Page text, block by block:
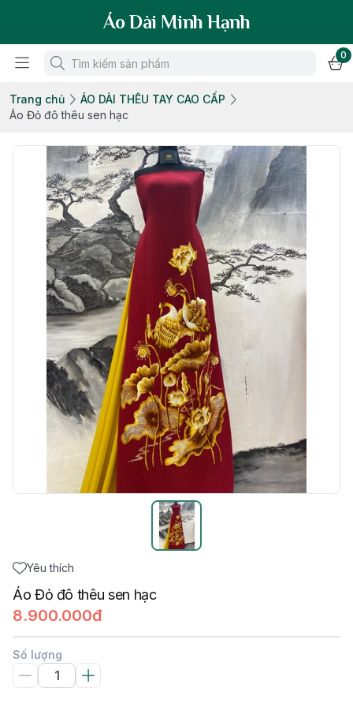
Áo Dài Minh Hạnh
0
Trang chủ
ÁO DÀI THÊU TAY CAO CẤP
Áo Đỏ đô thêu sen hạc
Yêu thích
Áo Đỏ đô thêu sen hạc
8.900.000đ
Số lượng